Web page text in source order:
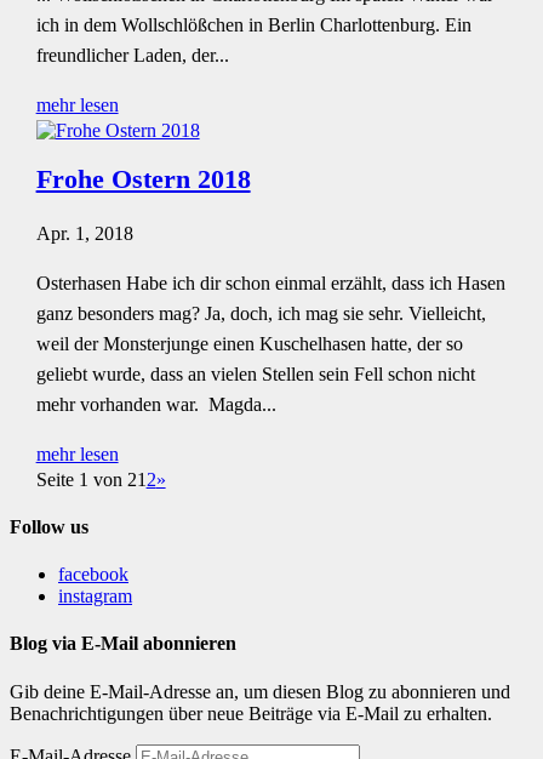
ich in dem Wollschlößchen in Berlin Charlottenburg. Ein
freundlicher Laden, der...
mehr lesen
Frohe Ostern 2018
Apr. 1, 2018
Osterhasen Habe ich dir schon einmal erzählt, dass ich Hasen
ganz besonders mag? Ja, doch, ich mag sie sehr. Vielleicht,
weil der Monsterjunge einen Kuschelhasen hatte, der so
geliebt wurde, dass an vielen Stellen sein Fell schon nicht
mehr vorhanden war. Magda...
mehr lesen
Seite 1 von 21 2»
Follow us
facebook
instagram
Blog via E-Mail abonnieren
Gib deine E-Mail-Adresse an, um diesen Blog zu abonnieren und
Benachrichtigungen über neue Beiträge via E-Mail zu erhalten.